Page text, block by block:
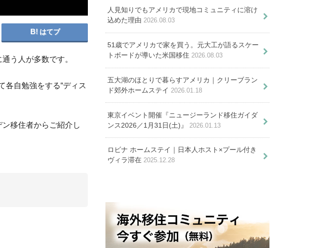
スウェーデン語の挨拶や日常フレーズ１００選
婚したい方へ。 サンボビザの特徴と申請、取得まで
ウェーデン留学では何が学べる？３つの学校や学生ビ
ザについて解説
ン就職・５つの事情。日本人に求人チャンスはあるの
か！？
スウェーデンのSIM料金プランと利用方法。オス
スウェーデンの銀行口座開設とATM・キャッシュ
レスアプリの利用方法
デンの社会福祉制度のすべて
はてブ
通う人が多数です。
各自勉強をする“ディス
移住者からご紹介し
人見知りでもアメリカで現地コミュニティに溶け
込めた理由 2026.08.03
51歳でアメリカで家を買う。元大工が語るスケー
トボードが導いた米国移住 2026.08.03
五大湖のほとりで暮らすアメリカ｜クリーブラン
ド郊外ホームステイ 2026.01.18
東京イベント開催『ニュージーランド移住ガイダ
ンス2026／1月31日(土)』
2026.01.13
ロビナ ホームステイ｜日本人ホスト×プール付き
ヴィラ滞在 2025.12.28